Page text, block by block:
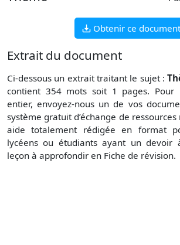
Obtenir ce document
Extrait du document
Ci-dessous un extrait traitant le sujet :
contient 354 mots soit 1 pages. Pour
entier, envoyez-nous un de vos
système gratuit d’échange de
aide totalement rédigée en format
lycéens ou étudiants ayant un devoir
leçon à approfondir en Fiche de révision.